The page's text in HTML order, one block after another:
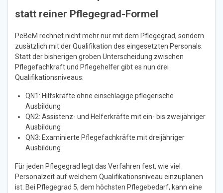
statt reiner Pflegegrad-Formel
PeBeM rechnet nicht mehr nur mit dem Pflegegrad, sondern
zusätzlich mit der Qualifikation des eingesetzten Personals.
Statt der bisherigen groben Unterscheidung zwischen
Pflegefachkraft und Pflegehelfer gibt es nun drei
Qualifikationsniveaus:
QN1: Hilfskräfte ohne einschlägige pflegerische
Ausbildung
QN2: Assistenz- und Helferkräfte mit ein- bis zweijähriger
Ausbildung
QN3: Examinierte Pflegefachkräfte mit dreijähriger
Ausbildung
Für jeden Pflegegrad legt das Verfahren fest, wie viel
Personalzeit auf welchem Qualifikationsniveau einzuplanen
ist. Bei Pflegegrad 5, dem höchsten Pflegebedarf, kann eine